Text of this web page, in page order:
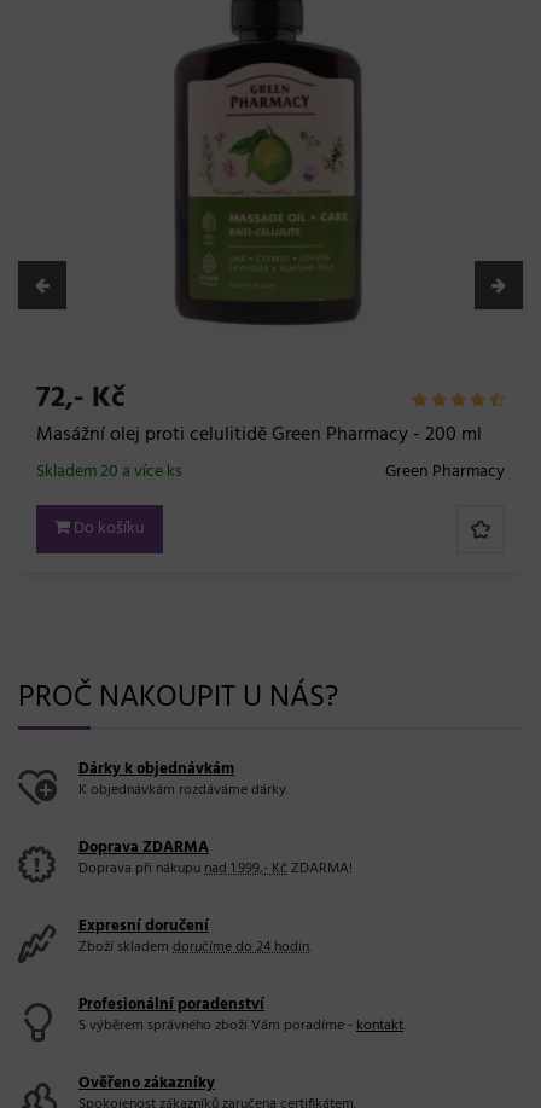
Šampon proti lupům a padání vlasů Subrina Recept -
PROČ NAKOUPIT U NÁS?
Dárky k objednávkám
K objednávkám rozdáváme dárky.
Doprava ZDARMA
Doprava při nákupunad 1.999,- KčZDARMA!
Expresní doručení
Zboží skladem doručíme do 24 hodin.
Profesionální poradenství
S výběrem správného zboží Vám poradíme -kontakt.
Ověřeno zákazníky